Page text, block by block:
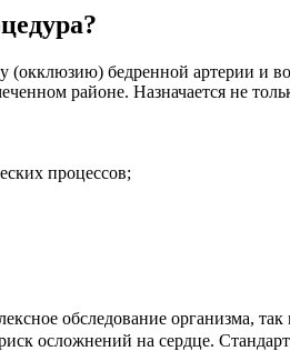
(окклюзию) бедренной артерии и
районе. Назначается не
процессов;
обследование организма,
осложнений на сердце.